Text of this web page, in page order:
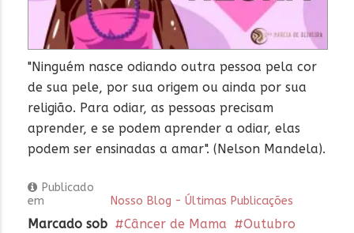
"Ninguém nasce odiando outra pessoa pela cor
de sua pele, por sua origem ou ainda por sua
religião. Para odiar, as pessoas precisam
aprender, e se podem aprender a odiar, elas
podem ser ensinadas a amar". (Nelson Mandela).
Publicado
em
Nosso Blog - Últimas Publicações
Marcado sob Câncer de Mama
Outubro